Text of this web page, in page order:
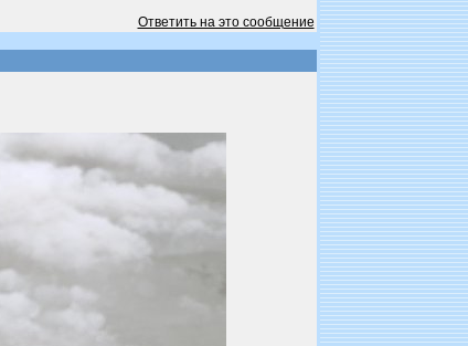
Ответить на это сообщение